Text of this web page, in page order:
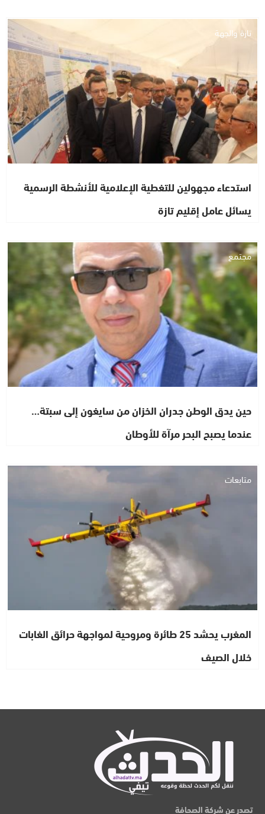
تازة والجهة
استدعاء مجهولين للتغطية الإعلامية للأنشطة الرسمية
يسائل عامل إقليم تازة
مجتمع
حين يدق الوطن جدران الخزان من سايغون إلى سبتة…
عندما يصبح البحر مرآة للأوطان
متابعات
المغرب يحشد 25 طائرة ومروحية لمواجهة حرائق الغابات
خلال الصيف
تصدر عن شركة الصحافة